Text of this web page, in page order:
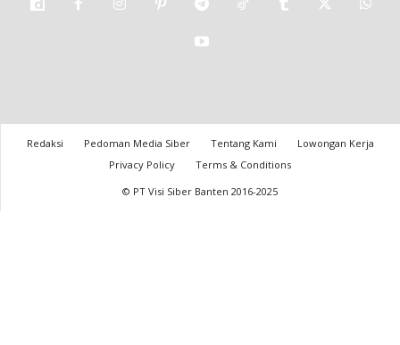
Redaksi Pedoman Media Siber Tentang Kami
Lowongan Kerja
Privacy Policy
Terms & Conditions
© PT Visi Siber Banten 2016-2025